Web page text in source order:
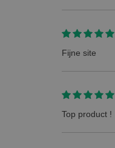
Fijne site
Top product !